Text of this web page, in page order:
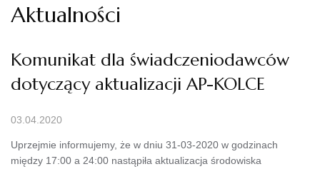
Aktualności
Komunikat dla świadczeniodawców
dotyczący aktualizacji AP-KOLCE
03.04.2020
Uprzejmie informujemy, że w dniu 31-03-2020 w godzinach
między 17:00 a 24:00 nastąpiła aktualizacja środowiska